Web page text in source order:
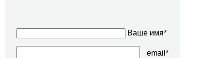
Ваше имя*
email*